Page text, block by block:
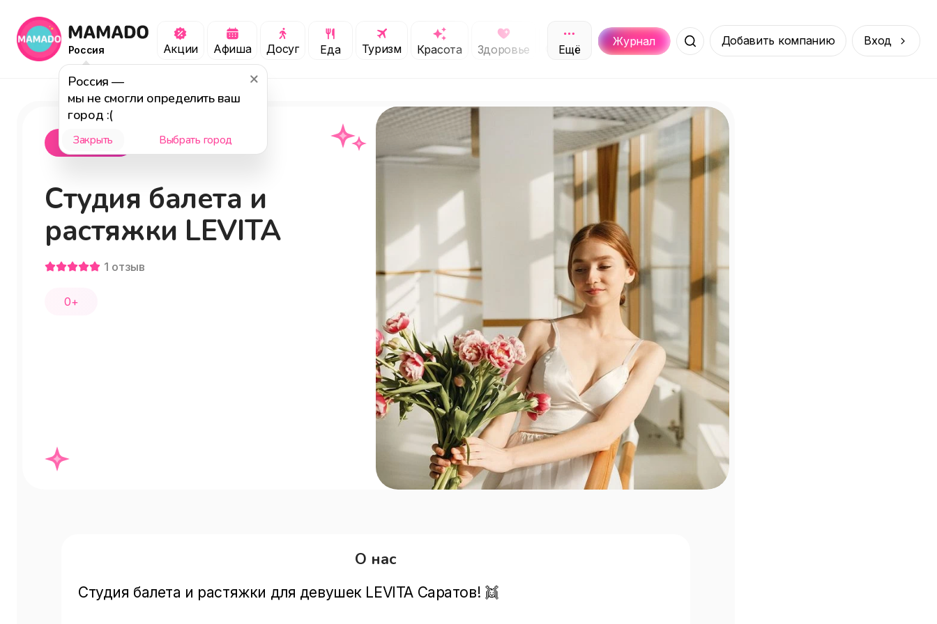
Россия
Россия —
мы не смогли определить ваш
город :(
Закрыть Выбрать город
Акции Афиша Досуг Еда Туризм Красота Здоровье Обучение Спорт Услуги Покупки Онлайн
Ещё
Журнал Места Добавить компанию Вход
Саратов
Студия балета и
растяжки LEVITA
1 отзыв
0+
О нас
Студия балета и растяжки для девушек LEVITA Саратов! 👯